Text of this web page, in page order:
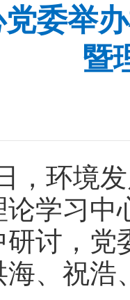
委举
暨
，环境
学习中
讨，党
、祝浩